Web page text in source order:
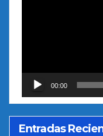
00:00
Entradas